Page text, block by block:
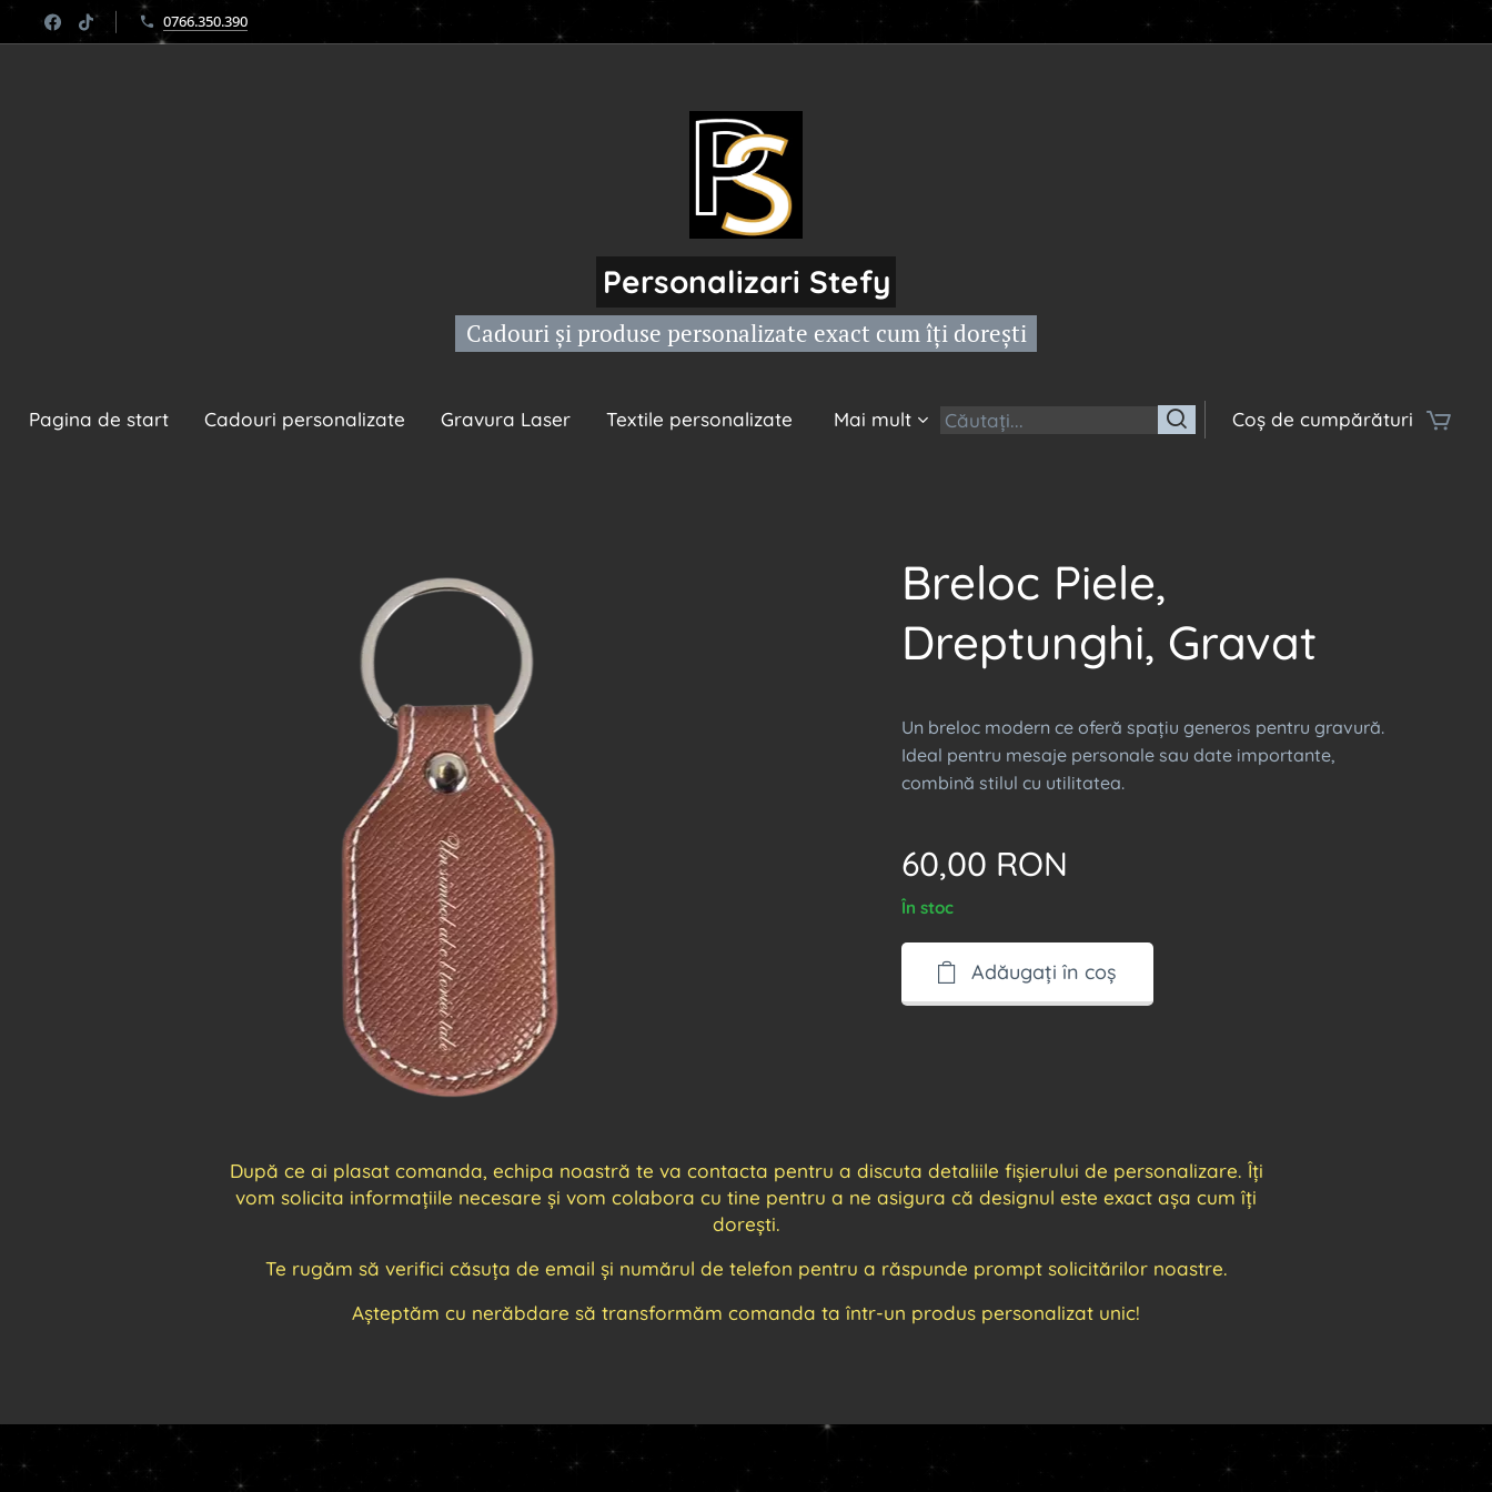
0766.350.390
Personalizari Stefy
Cadouri și produse personalizate exact cum îți dorești
Pagina de start Cadouri personalizate Gravura Laser Textile personalizate Mai mult Coș de cumpărături
Breloc Piele,
Dreptunghi, Gravat
Un breloc modern ce oferă spațiu generos pentru gravură.
Ideal pentru mesaje personale sau date importante,
combină stilul cu utilitatea.
60,00 RON
În stoc
Adăugați în coș
După ce ai plasat comanda, echipa noastră te va contacta pentru a discuta detaliile fișierului de personalizare. Îți
vom solicita informațiile necesare și vom colabora cu tine pentru a ne asigura că designul este exact așa cum îți
dorești.
Te rugăm să verifici căsuța de email și numărul de telefon pentru a răspunde prompt solicitărilor noastre.
Așteptăm cu nerăbdare să transformăm comanda ta într-un produs personalizat unic!